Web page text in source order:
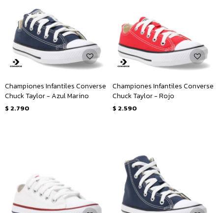
Championes Infantiles Converse
Chuck Taylor - Azul Marino
$ 2.790
Championes Infantiles Converse
Chuck Taylor - Rojo
$ 2.590